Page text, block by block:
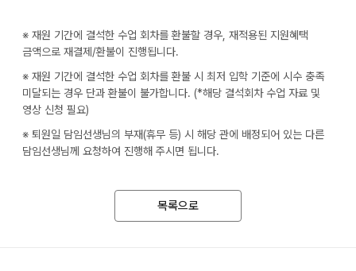
※ 재원 기간에 결석한 수업 회차를 환불할 경우, 재적용된 지원혜택
금액으로 재결제/환불이 진행됩니다.
※ 재원 기간에 결석한 수업 회차를 환불 시 최저 입학 기준에 시수 충족
미달되는 경우 단과 환불이 불가합니다. (*해당 결석회차 수업 자료 및
영상 신청 필요)
※ 퇴원일 담임선생님의 부재(휴무 등) 시 해당 관에 배정되어 있는 다른
담임선생님께 요청하여 진행해 주시면 됩니다.
목록으로